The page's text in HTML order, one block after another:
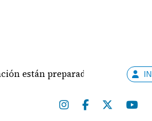
preparados para ejercer la